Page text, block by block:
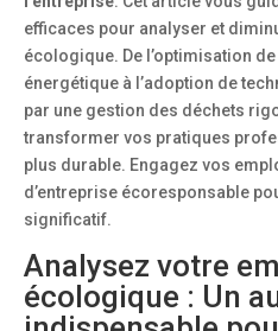
efficaces pour analyser et
écologique. De l’optimisation
énergétique à l’adoption de
par une gestion des déchets
transformer vos pratiques
plus durable. Engagez vos
d’entreprise écoresponsable
significatif.
Analysez votre
écologique : Un